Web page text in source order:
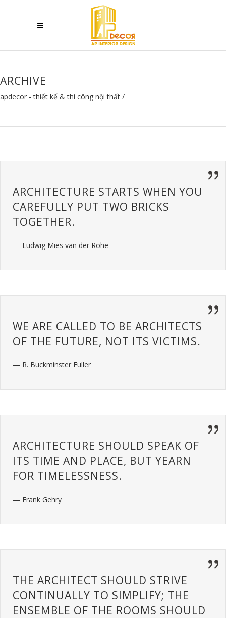
ARCHIVE
apdecor - thiết kế & thi công nội thất /
ARCHITECTURE STARTS WHEN YOU
CAREFULLY PUT TWO BRICKS
TOGETHER.
— Ludwig Mies van der Rohe
WE ARE CALLED TO BE ARCHITECTS
OF THE FUTURE, NOT ITS VICTIMS.
— R. Buckminster Fuller
ARCHITECTURE SHOULD SPEAK OF
ITS TIME AND PLACE, BUT YEARN
FOR TIMELESSNESS.
— Frank Gehry
THE ARCHITECT SHOULD STRIVE
CONTINUALLY TO SIMPLIFY; THE
ENSEMBLE OF THE ROOMS SHOULD